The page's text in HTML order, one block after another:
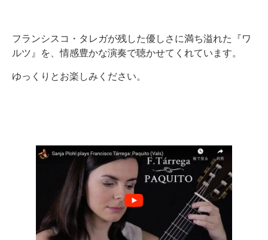
フランシスコ・タレガが残した優しさに満ち溢れた『ワ
ルツ』を、情感豊かな演奏で聴かせてくれています。
ゆっくりとお楽しみください。